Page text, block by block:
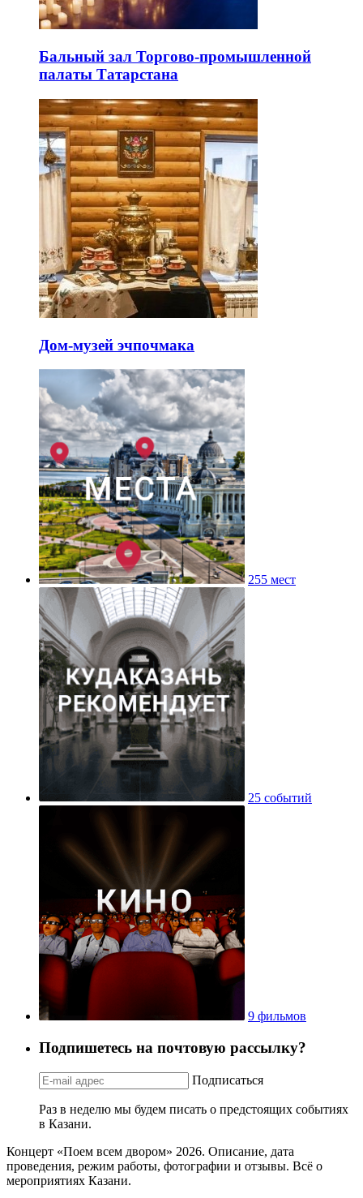
Бальный зал Торгово-промышленной
палаты Татарстана
Дом-музей эчпочмака
255 мест
25 событий
9 фильмов
Подпишетесь на почтовую рассылку?
Подписаться
Раз в неделю мы будем писать о предстоящих событиях
в Казани.
Концерт «Поем всем двором» 2026. Описание, дата
проведения, режим работы, фотографии и отзывы. Всё о
мероприятиях Казани.